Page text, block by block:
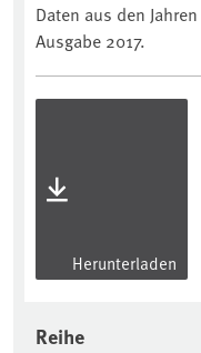
Daten aus den
Ausgabe 2017.
Herunterladen
Reihe